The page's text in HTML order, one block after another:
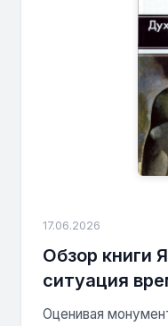
17.06.2026
Обзор книги
ситуация
Оценивая